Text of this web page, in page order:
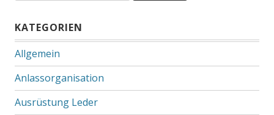
KATEGORIEN
Allgemein
Anlassorganisation
Ausrüstung Leder